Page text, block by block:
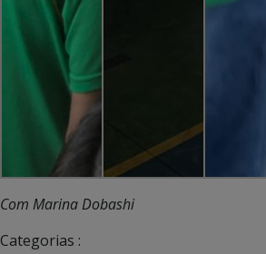
Com Marina Dobashi
Categorias :